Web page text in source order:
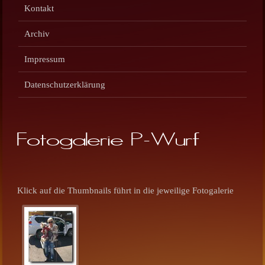
Kontakt
Archiv
Impressum
Datenschutzerklärung
Fotogalerie P-Wurf
Klick auf die Thumbnails führt in die jeweilige Fotogalerie